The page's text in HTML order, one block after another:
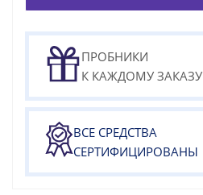
ПРОБНИКИ
К КАЖДОМУ ЗАКАЗУ
ВСЕ СРЕДСТВА
СЕРТИФИЦИРОВАНЫ